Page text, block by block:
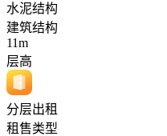
水泥结构
建筑结构
11m
层高
分层出租
租售类型